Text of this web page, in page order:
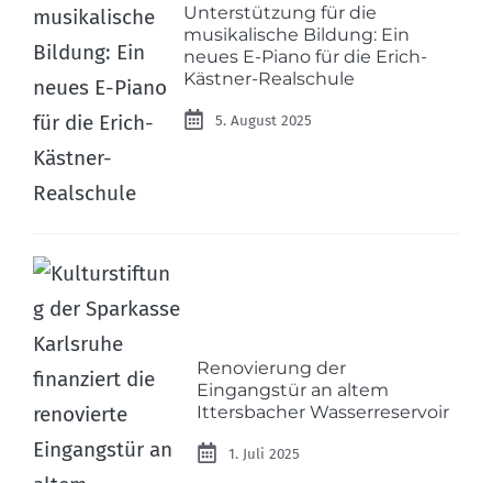
Unterstützung für die
musikalische Bildung: Ein
neues E-Piano für die Erich-
Kästner-Realschule
5. August 2025
Renovierung der
Eingangstür an altem
Ittersbacher Wasserreservoir
1. Juli 2025